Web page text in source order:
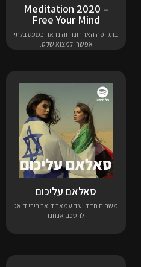
Meditation 2020 –
Free Your Mind
בתקופה האחרונה זה נראה כמעט בלתי
אפשרי למצוא שקט.
סאלאם עליכום
משרית חדד ועד עמאר דיאב ביבי דואג
להסכם אנחנו